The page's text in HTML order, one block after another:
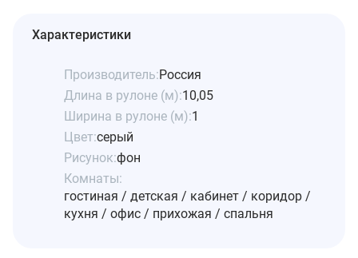
Характеристики
Производитель:Россия
Длина в рулоне (м):10,05
Ширина в рулоне (м):1
Цвет:серый
Рисунок:фон
Комнаты:
гостиная / детская / кабинет / коридор /
кухня / офис / прихожая / спальня